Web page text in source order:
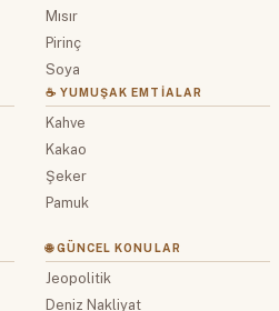
Mısır
Pirinç
Soya
☕ YUMUŞAK EMTIALAR
Kahve
Kakao
Şeker
Pamuk
🌐 GÜNCEL KONULAR
Jeopolitik
Deniz Nakliyat